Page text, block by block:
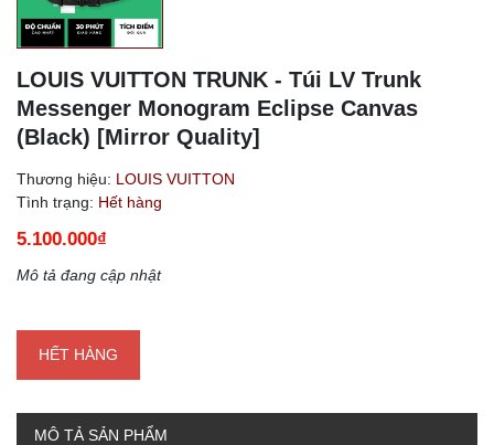
LOUIS VUITTON TRUNK - Túi LV Trunk
Messenger Monogram Eclipse Canvas
(Black) [Mirror Quality]
Thương hiệu: LOUIS VUITTON
Tình trạng: Hết hàng
5.100.000₫
Mô tả đang cập nhật
HẾT HÀNG
MÔ TẢ SẢN PHẨM